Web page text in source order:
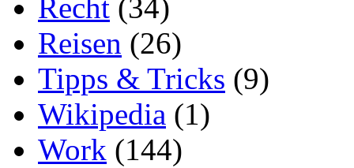
Recht (34)
Reisen (26)
Tipps & Tricks (9)
Wikipedia (1)
Work (144)